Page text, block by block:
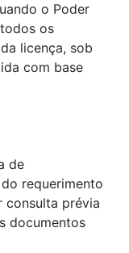
o Poder
os
licença, sob
com base
de
requerimento
consulta prévia
documentos